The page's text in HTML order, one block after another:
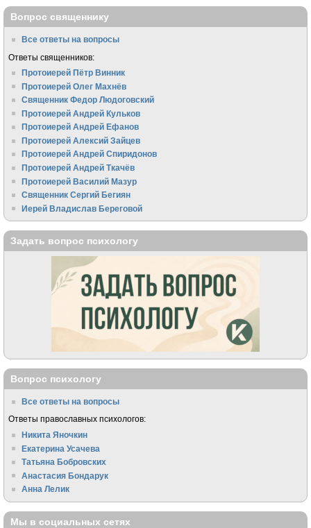
Вопрос священнику
Все ответы на вопросы
Ответы священников:
Протоиерей Пётр Винник
Протоиерей Олег Махнёв
Священник Федор Людоговский
Протоиерей Андрей Кульков
Протоиерей Андрей Ефанов
Протоиерей Алексий Зайцев
Протоиерей Андрей Спиридонов
Протоиерей Андрей Ткачёв
Протоиерей Василий Мазур
Священник Сергий Бегиян
Иерей Владислав Береговой
Задать вопрос психологу
Вопрос психологу
Все ответы на вопросы
Ответы православных психологов:
Никита Яночкин
Екатерина Усачева
Татьяна Бобровских
Анастасия Бондарук
Анна Лелик
Мы в социальных сетях